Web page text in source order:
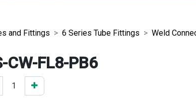
and Fittings 6 Series Tube Fittings Weld
CW-FL8-PB6